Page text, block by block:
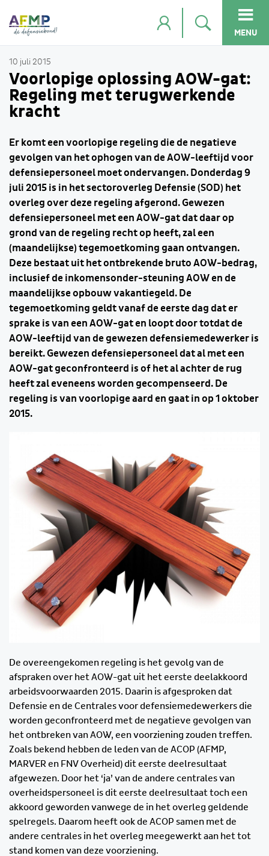
MENU
10 juli 2015
Voorlopige oplossing AOW-gat:
Regeling met terugwerkende
kracht
Er komt een voorlopige regeling die de negatieve
gevolgen van het ophogen van de AOW-leeftijd voor
defensiepersoneel moet ondervangen. Donderdag 9
juli 2015 is in het sectoroverleg Defensie (SOD) het
overleg over deze regeling afgerond. Gewezen
defensiepersoneel met een AOW-gat dat daar op
grond van de regeling recht op heeft, zal een
(maandelijkse) tegemoetkoming gaan ontvangen.
Deze bestaat uit het ontbrekende bruto AOW-bedrag,
inclusief de inkomensonder-steuning AOW en de
maandelijkse opbouw vakantiegeld. De
tegemoetkoming geldt vanaf de eerste dag dat er
sprake is van een AOW-gat en loopt door totdat de
AOW-leeftijd van de gewezen defensiemedewerker is
bereikt. Gewezen defensiepersoneel dat al met een
AOW-gat geconfronteerd is of het al achter de rug
heeft zal eveneens worden gecompenseerd. De
regeling is van voorlopige aard en gaat in op 1 oktober
2015.
De overeengekomen regeling is het gevolg van de
afspraken over het AOW-gat uit het eerste deelakkoord
arbeidsvoorwaarden 2015. Daarin is afgesproken dat
Defensie en de Centrales voor defensiemedewerkers die
worden geconfronteerd met de negatieve gevolgen van
het ontbreken van AOW, een voorziening zouden treffen.
Zoals bekend hebben de leden van de ACOP (AFMP,
MARVER en FNV Overheid) dit eerste deelresultaat
afgewezen. Door het ‘ja’ van de andere centrales van
overheidspersoneel is dit eerste deelresultaat toch een
akkoord geworden vanwege de in het overleg geldende
spelregels. Daarom heeft ook de ACOP samen met de
andere centrales in het overleg meegewerkt aan het tot
stand komen van deze voorziening.